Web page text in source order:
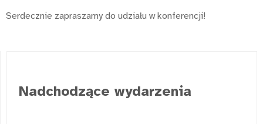
Serdecznie zapraszamy do udziału w konferencji!
Nadchodzące wydarzenia